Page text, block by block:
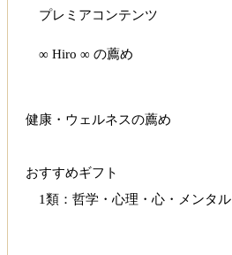
プレミアコンテンツ
∞ Hiro ∞ の薦め
健康・ウェルネスの薦め
おすすめギフト
1類：哲学・心理・心・メンタル